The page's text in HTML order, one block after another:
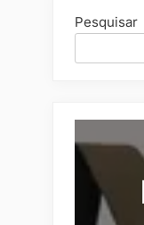
Pesquisar